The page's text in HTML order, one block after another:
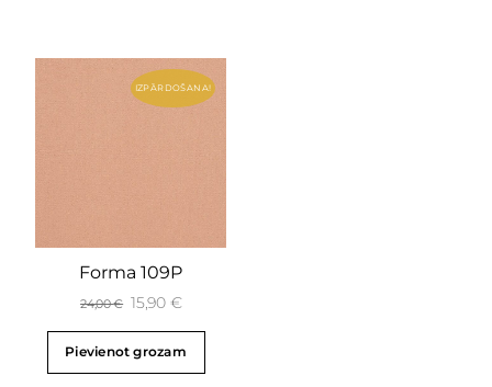
IZPĀRDOŠANA!
Forma 109P
24,00€ 15,90 €
Pievienot grozam